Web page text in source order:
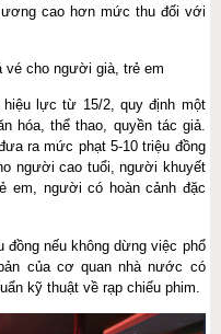
cao hơn mức thu đối với
vé cho người già, trẻ em
hiệu lực từ 15/2, quy định một
hóa, thể thao, quyền tác giả.
ra mức phạt 5-10 triệu đồng
người cao tuổi, người khuyết
em, người có hoàn cảnh đặc
đồng nếu không dừng việc phổ
của cơ quan nhà nước có
kỹ thuật về rạp chiếu phim.